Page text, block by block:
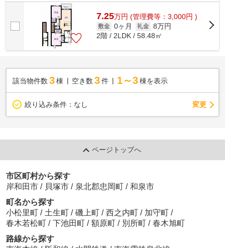
せ、ご来店お待ちしております。まず...
7.25万円 (管理費等：3,000円 )
敷金 0ヶ月 礼金 8万円
2階 / 2LDK / 58.48㎡
該当物件数 3棟 空き数 3 件 1～3 棟を表示
絞り込み条件： なし 変更
ページトップへ
市区町村から探す
岸和田市 / 貝塚市 / 泉北郡忠岡町 / 和泉市
町名から探す
小松里町 / 土生町 / 磯上町 / 西之内町 / 加守町 /
春木若松町 / 下池田町 / 額原町 / 別所町 / 春木旭町
路線から探す